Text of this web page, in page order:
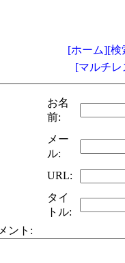
[ホーム][検
[マルチ
お名
前:
メー
ル:
URL:
タイ
トル:
ント: